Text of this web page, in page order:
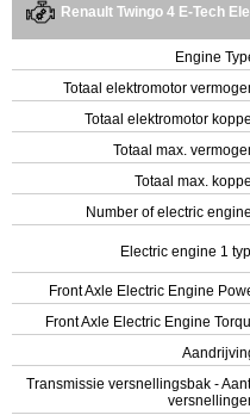
Renault Twingo 4 E-Tech
Engine
Totaal elektromotor
Totaal elektromotor
Totaal max.
Totaal max.
Number of electric
Electric engine 1
Front Axle Electric Engine
Front Axle Electric Engine
Transmissie versnellingsbak -